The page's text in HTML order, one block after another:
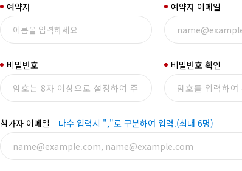
예약자 예약자 이메일
비밀번호 비밀번호 확인
참가자 이메일 다수 입력시 ","로 구분하여 입력.(최대 6명)